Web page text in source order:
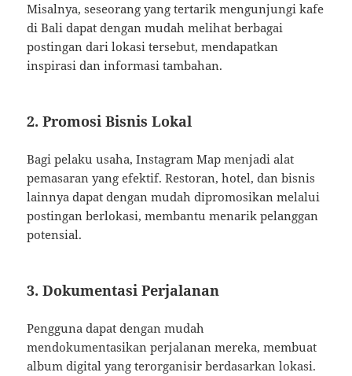
Misalnya, seseorang yang tertarik mengunjungi kafe
di Bali dapat dengan mudah melihat berbagai
postingan dari lokasi tersebut, mendapatkan
inspirasi dan informasi tambahan.
2. Promosi Bisnis Lokal
Bagi pelaku usaha, Instagram Map menjadi alat
pemasaran yang efektif. Restoran, hotel, dan bisnis
lainnya dapat dengan mudah dipromosikan melalui
postingan berlokasi, membantu menarik pelanggan
potensial.
3. Dokumentasi Perjalanan
Pengguna dapat dengan mudah
mendokumentasikan perjalanan mereka, membuat
album digital yang terorganisir berdasarkan lokasi.